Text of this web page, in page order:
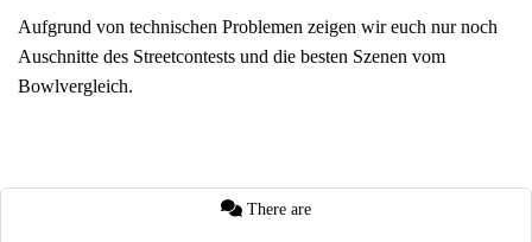
Aufgrund von technischen Problemen zeigen wir euch nur noch
Auschnitte des Streetcontests und die besten Szenen vom
Bowlvergleich.